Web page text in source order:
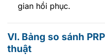
gian hồi phục.
VI. Bảng so sánh
thuật